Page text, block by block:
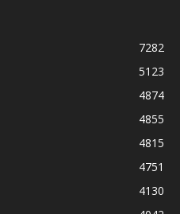
7282
5123
4874
4855
4815
4751
4130